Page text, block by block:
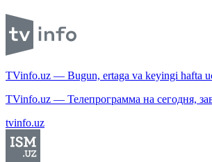
TVinfo.uz — Bugun, ertaga va keyingi hafta
TVinfo.uz — Телепрограмма на сегодня,
tvinfo.uz